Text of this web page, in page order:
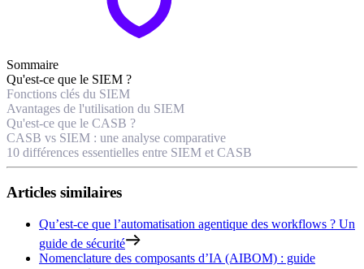
Sommaire
Qu'est-ce que le SIEM ?
Fonctions clés du SIEM
Avantages de l'utilisation du SIEM
Qu'est-ce que le CASB ?
CASB vs SIEM : une analyse comparative
10 différences essentielles entre SIEM et CASB
Articles similaires
Qu’est-ce que l’automatisation agentique des workflows ? Un
guide de sécurité
Nomenclature des composants d’IA (AIBOM) : guide